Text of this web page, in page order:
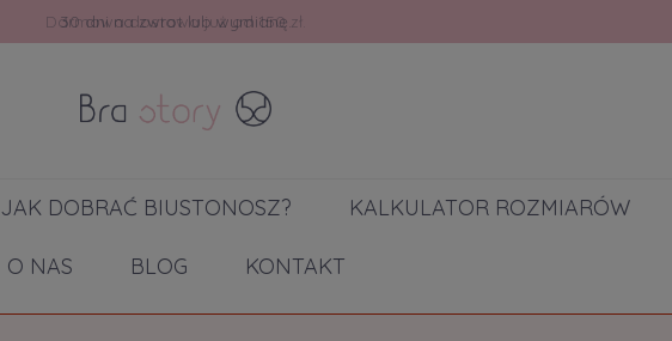
30 dni na zwrot lub wymianę.
JAK DOBRAĆ BIUSTONOSZ? KALKULATOR ROZMIARÓW
O NAS BLOG KONTAKT